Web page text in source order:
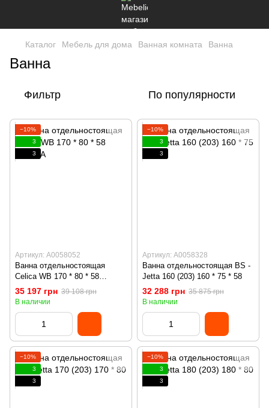
Каталог Мебель для дома Ванная комната Ванна
Ванна
Фильтр По популярности
−10%
3
3
Артикул: А0058052
Ванна отдельностоящая
Celica WB 170 * 80 * 58
INSANA
35 197 грн 39 108 грн
В наличии
−10%
3
3
Артикул: А0058328
Ванна отдельностоящая BS -
Jetta 160 (203) 160 * 75 * 58
32 288 грн 35 875 грн
В наличии
−10%
3
3
−10%
3
3